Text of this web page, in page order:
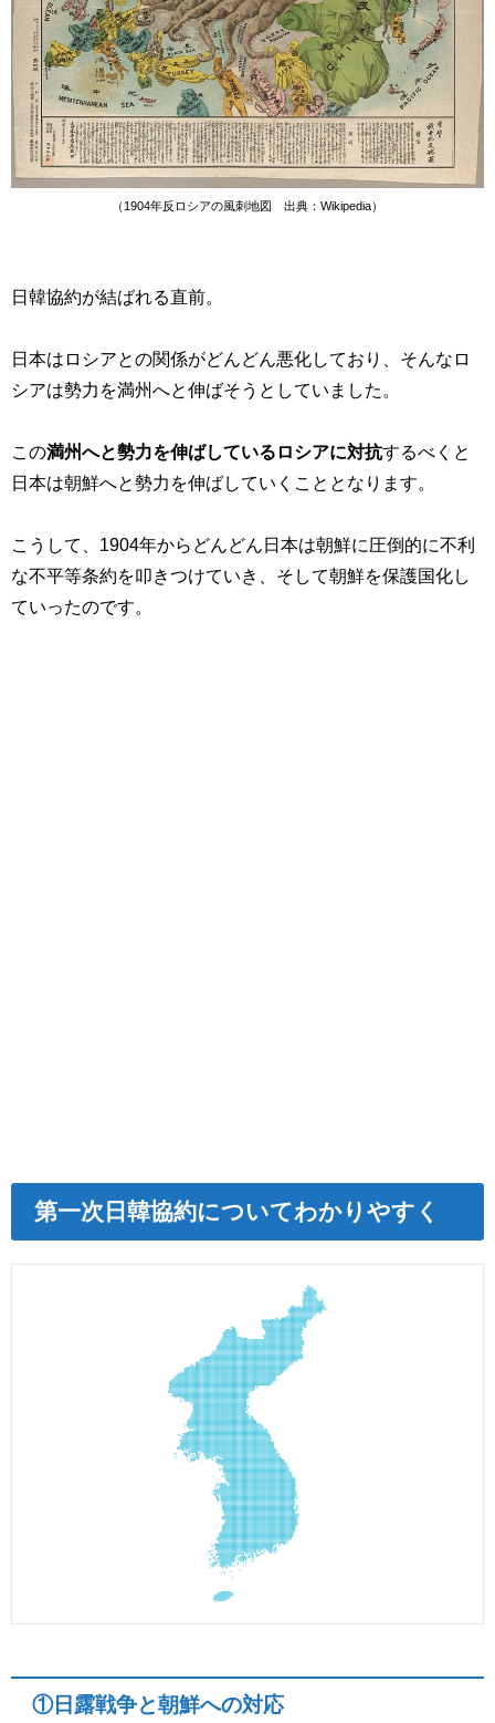
（1904年反ロシアの風刺地図 出典：Wikipedia）
日韓協約が結ばれる直前。
日本はロシアとの関係がどんどん悪化しており、そんなロ
シアは勢力を満州へと伸ばそうとしていました。
この満州へと勢力を伸ばしているロシアに対抗するべくと
日本は朝鮮へと勢力を伸ばしていくこととなります。
こうして、1904年からどんどん日本は朝鮮に圧倒的に不利
な不平等条約を叩きつけていき、そして朝鮮を保護国化し
ていったのです。
第一次日韓協約についてわかりやすく
①日露戦争と朝鮮への対応